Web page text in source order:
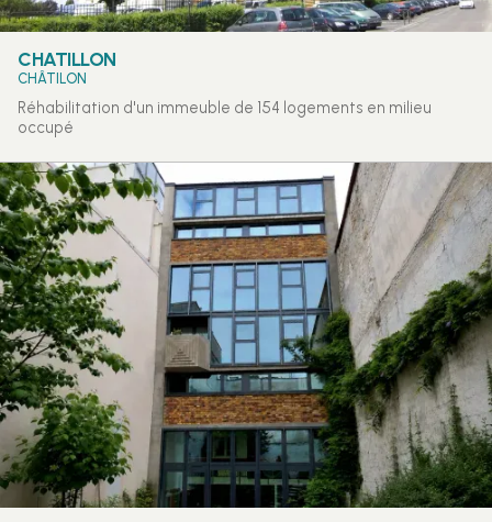
CHATILLON
CHÂTILON
Réhabilitation d'un immeuble de 154 logements en milieu
occupé